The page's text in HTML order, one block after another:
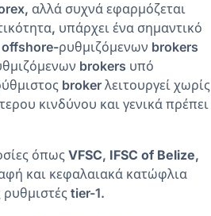
αλλά συχνά εφαρμόζεται
υπάρχει ένα σημαντικό
ρυθμιζόμενων brokers
brokers υπό
broker λειτουργεί χωρίς
κινδύνου και γενικά πρέπει
όπως VFSC, IFSC of Belize,
και κεφαλαιακά κατώφλια
tier-1.